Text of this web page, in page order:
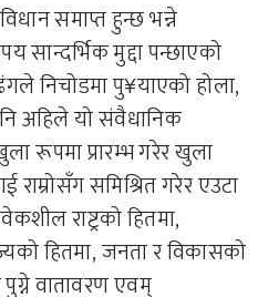
समाप्त हुन्छ भन्ने
सान्दर्भिक मुद्दा पन्छाएको
निचोडमा पु¥याएको होला,
अहिले यो संवैधानिक
रूपमा प्रारम्भ गरेर खुला
समिश्रित गरेर एउटा
राष्ट्रको हितमा,
हितमा, जनता र विकासको
वातावरण एवम्